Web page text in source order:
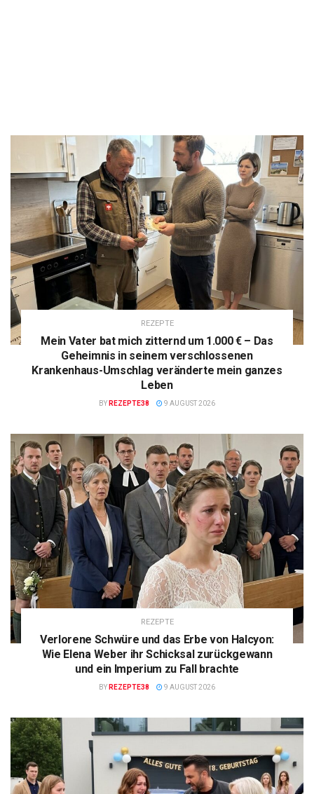
REZEPTE
Mein Vater bat mich zitternd um 1.000 € – Das
Geheimnis in seinem verschlossenen
Krankenhaus-Umschlag veränderte mein ganzes
Leben
BY REZEPTE38 9 AUGUST 2026
REZEPTE
Verlorene Schwüre und das Erbe von Halcyon:
Wie Elena Weber ihr Schicksal zurückgewann
und ein Imperium zu Fall brachte
BY REZEPTE38 9 AUGUST 2026